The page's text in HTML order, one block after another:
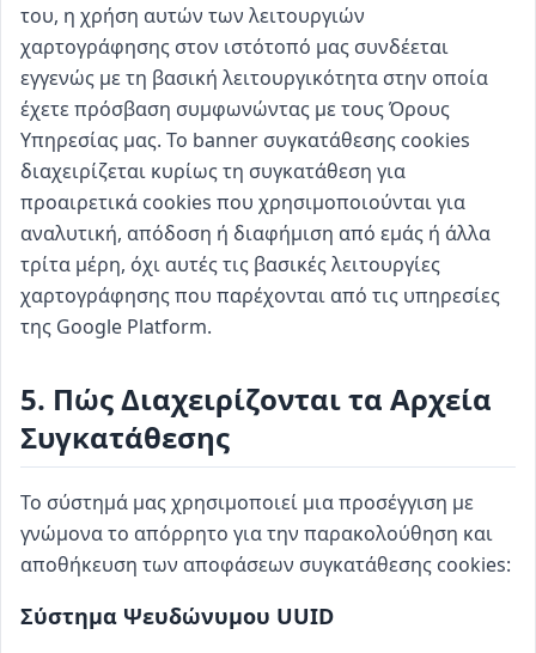
του, η χρήση αυτών των λειτουργιών
χαρτογράφησης στον ιστότοπό μας συνδέεται
εγγενώς με τη βασική λειτουργικότητα στην οποία
έχετε πρόσβαση συμφωνώντας με τους Όρους
Υπηρεσίας μας. Το banner συγκατάθεσης cookies
διαχειρίζεται κυρίως τη συγκατάθεση για
προαιρετικά cookies που χρησιμοποιούνται για
αναλυτική, απόδοση ή διαφήμιση από εμάς ή άλλα
τρίτα μέρη, όχι αυτές τις βασικές λειτουργίες
χαρτογράφησης που παρέχονται από τις υπηρεσίες
της Google Platform.
5. Πώς Διαχειρίζονται τα Αρχεία
Συγκατάθεσης
Το σύστημά μας χρησιμοποιεί μια προσέγγιση με
γνώμονα το απόρρητο για την παρακολούθηση και
αποθήκευση των αποφάσεων συγκατάθεσης cookies:
Σύστημα Ψευδώνυμου UUID